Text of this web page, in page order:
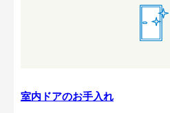
室内ドアのお手入れ